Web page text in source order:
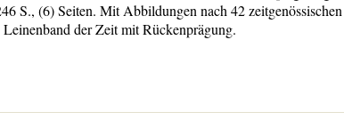
S., (6) Seiten. Mit Abbildungen nach 42 zeitgenössischen
der Zeit mit Rückenprägung.